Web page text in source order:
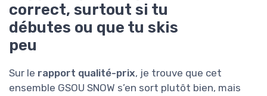
correct, surtout si tu
débutes ou que tu skis
peu
Sur le rapport qualité-prix, je trouve que cet
ensemble GSOU SNOW s’en sort plutôt bien, mais